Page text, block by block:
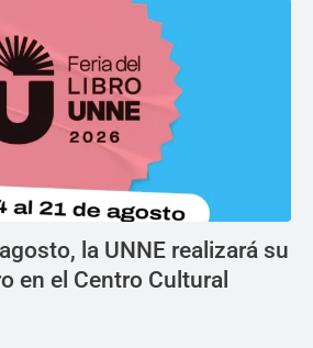
la UNNE realizará su
en el Centro Cultural